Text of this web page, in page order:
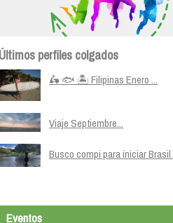
Últimos perfiles colgados
🛵 🐟 🏝️ Filipinas Enero ...
Viaje Septiembre...
Busco compi para iniciar
Eventos